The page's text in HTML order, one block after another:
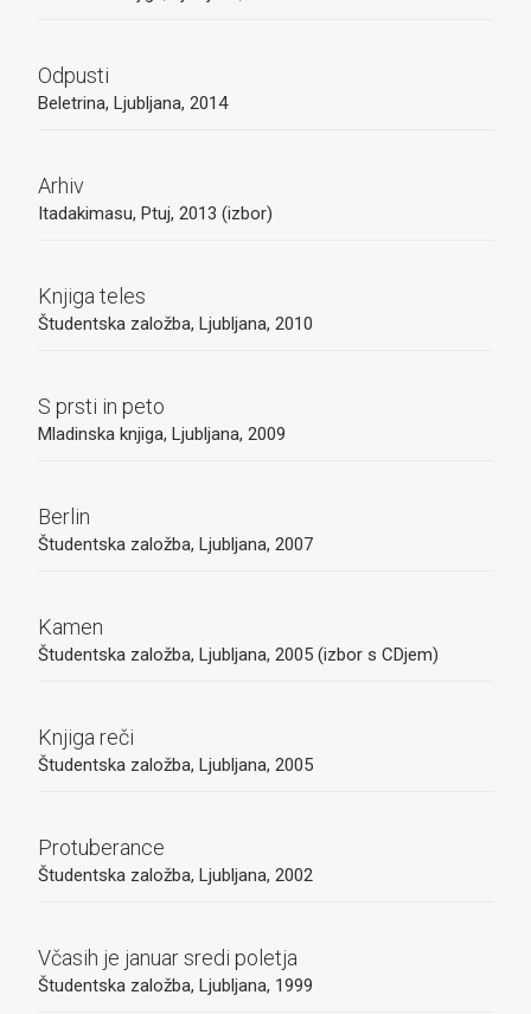
Odpusti
Beletrina, Ljubljana, 2014
Arhiv
Itadakimasu, Ptuj, 2013 (izbor)
Knjiga teles
Študentska založba, Ljubljana, 2010
S prsti in peto
Mladinska knjiga, Ljubljana, 2009
Berlin
Študentska založba, Ljubljana, 2007
Kamen
Študentska založba, Ljubljana, 2005 (izbor s CDjem)
Knjiga reči
Študentska založba, Ljubljana, 2005
Protuberance
Študentska založba, Ljubljana, 2002
Včasih je januar sredi poletja
Študentska založba, Ljubljana, 1999